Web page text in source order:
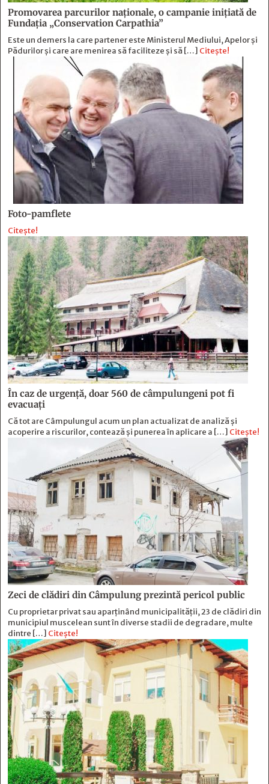
Promovarea parcurilor naționale, o campanie inițiată de
Fundația „Conservation Carpathia”
Este un demers la care partener este Ministerul Mediului, Apelor și
Pădurilor și care are menirea să faciliteze și să […] Citește!
Foto-pamflete
Citește!
În caz de urgență, doar 560 de câmpulungeni pot fi
evacuați
Că tot are Câmpulungul acum un plan actualizat de analiză și
acoperire a riscurilor, contează și punerea în aplicare a […] Citește!
Zeci de clădiri din Câmpulung prezintă pericol public
Cu proprietar privat sau aparținând municipalității, 23 de clădiri din
municipiul muscelean sunt în diverse stadii de degradare, multe
dintre […] Citește!